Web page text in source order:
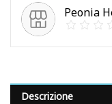
Peonia
Descrizione